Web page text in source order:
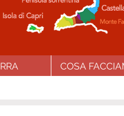
COSA